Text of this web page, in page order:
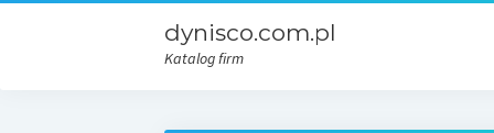
dynisco.com.pl
Katalog firm